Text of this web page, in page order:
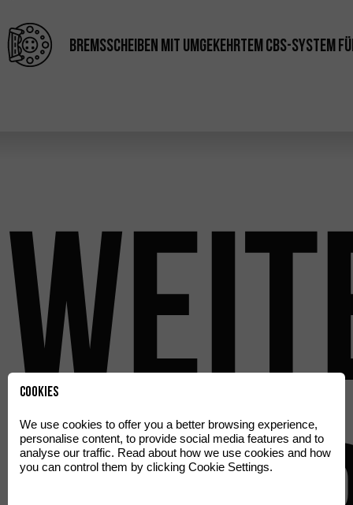
Bremsscheiben mit umgekehrtem CBS-System
Cookies
We use cookies to offer you a better browsing experience,
personalise content, to provide social media features and to
analyse our traffic. Read about how we use cookies and how
you can control them by clicking Cookie Settings.